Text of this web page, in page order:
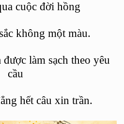
cuộc đời hồng
không một màu.
làm sạch theo yêu
cầu
hết câu xin trần.